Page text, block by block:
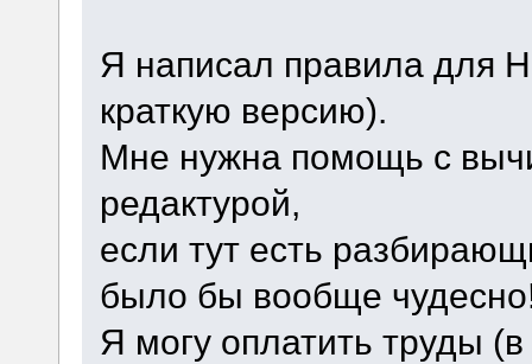
Я написал правила для
краткую версию).
Мне нужна помощь с
редактурой,
если тут есть
было бы вообще
Я могу оплатить труды